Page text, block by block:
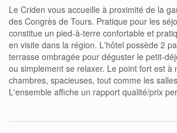
Le Criden vous accueille à proximité de la
des Congrès de Tours. Pratique pour les
constitue un pied-à-terre confortable et
en visite dans la région. L'hôtel possède 2
terrasse ombragée pour déguster le petit-
ou simplement se relaxer. Le point fort est à
chambres, spacieuses, tout comme les
L'ensemble affiche un rapport qualité/prix